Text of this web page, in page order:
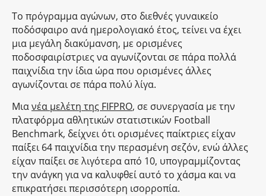
Το πρόγραμμα αγώνων, στο διεθνές γυναικείο
ποδόσφαιρο ανά ημερολογιακό έτος, τείνει να έχει
μια μεγάλη διακύμανση, με ορισμένες
ποδοσφαιρίστριες να αγωνίζονται σε πάρα πολλά
παιχνίδια την ίδια ώρα που ορισμένες άλλες
αγωνίζονται σε πάρα πολύ λίγα.
Μιανέα μελέτη της FIFPRO, σε συνεργασία με την
πλατφόρμα αθλητικών στατιστικών Football
Benchmark, δείχνει ότι ορισμένες παίκτριες είχαν
παίξει 64 παιχνίδια την περασμένη σεζόν, ενώ άλλες
είχαν παίξει σε λιγότερα από 10, υπογραμμίζοντας
την ανάγκη για να καλυφθεί αυτό το χάσμα και να
επικρατήσει περισσότερη ισορροπία.